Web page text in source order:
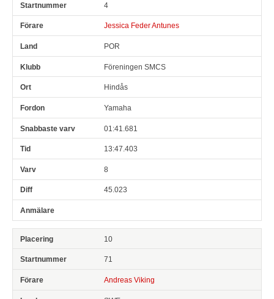
4
Jessica Feder Antunes
POR
Föreningen SMCS
Hindås
Yamaha
01:41.681
13:47.403
8
45.023
10
71
Andreas Viking